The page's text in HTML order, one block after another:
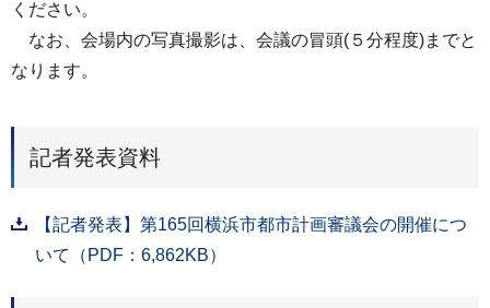
ください。
なお、会場内の写真撮影は、会議の冒頭(５分程度)までと
なります。
記者発表資料
【記者発表】第165回横浜市都市計画審議会の開催につ
いて（PDF：6,862KB）